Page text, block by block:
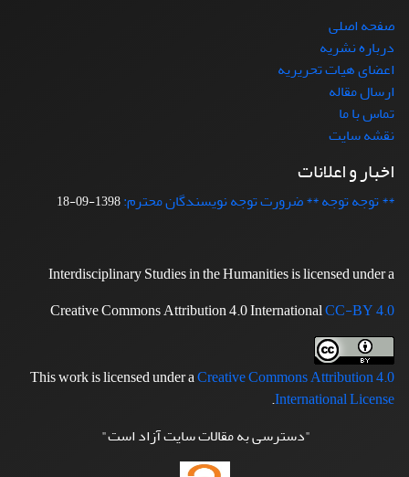
صفحه اصلی
درباره نشریه
اعضای هیات تحریریه
ارسال مقاله
تماس با ما
نقشه سایت
اخبار و اعلانات
** توجه توجه ** ضرورت توجه نویسندگان محترم:1398-09-18
Interdisciplinary Studies in the Humanities is licensed under a
Creative Commons Attribution 4.0 InternationalCC-BY 4.0
This work is licensed under aCreative Commons Attribution 4.0
International License
.
"دسترسی به مقالات سایت آزاد است"